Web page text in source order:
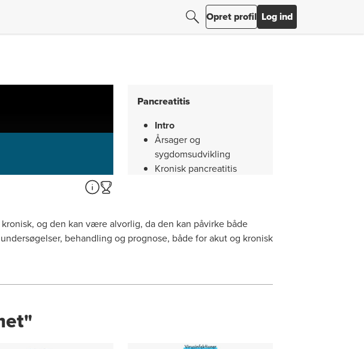
Søg efter resultater
SøgOpret profil Log ind
Pancreatitis
Intro
Årsager og
sygdomsudvikling
Kronisk pancreatitis
Symptomer - kronisk
pancreatitis
pancreatitis
pancreatitis
og den kan være alvorlig, da den kan påvirke både
behandling og prognose, både for akut og kronisk